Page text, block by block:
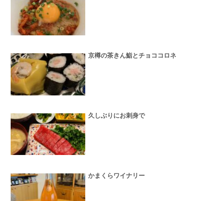
京樽の茶きん鮨とチョココロネ
久しぶりにお刺身で
かまくらワイナリー